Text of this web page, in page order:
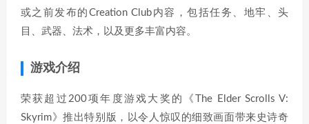
或之前发布的Creation Club内容，包括任务、地牢、头
目、武器、法术，以及更多丰富内容。
游戏介绍
荣获超过200项年度游戏大奖的《The Elder Scrolls V:
Skyrim》推出特别版，以令人惊叹的细致画面带来史诗奇